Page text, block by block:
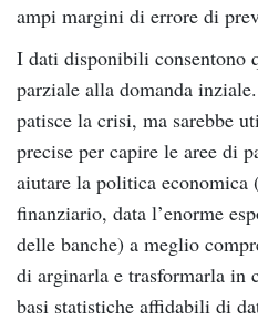
ampi margini di errore di
I dati disponibili consentono
parziale alla domanda
patisce la crisi, ma sarebbe
precise per capire le aree di
aiutare la politica economica
finanziario, data l’enorme
delle banche) a meglio
di arginarla e trasformarla in
basi statistiche affidabili di